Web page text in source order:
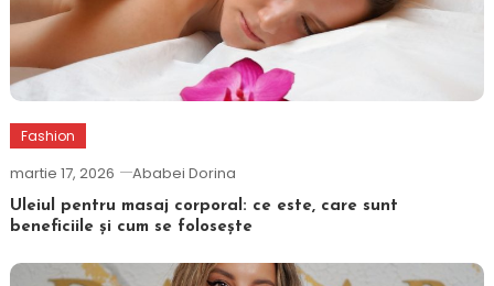
Fashion
martie 17, 2026 Ababei Dorina
Uleiul pentru masaj corporal: ce este, care sunt
beneficiile și cum se folosește